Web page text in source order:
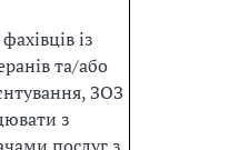
із
та/або
ЗОЗ
з